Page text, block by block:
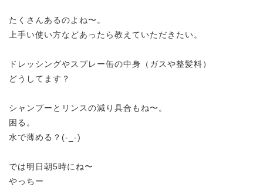
たくさんあるのよね〜。
上手い使い方などあったら教えていただきたい。
ドレッシングやスプレー缶の中身（ガスや整髪料）
どうしてます？
シャンプーとリンスの減り具合もね〜。
困る。
水で薄める？(-_-)
では明日朝5時にね〜
やっちー